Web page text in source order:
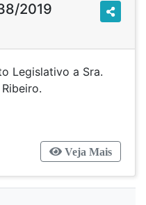
2019
Legislativo a Sra.
Ribeiro.
Veja Mais